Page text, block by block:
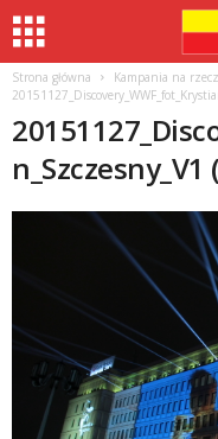
Strona główna
Kampania na
n_Szczesny_V1